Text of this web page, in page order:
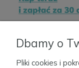
Dbamy o
Pliki cookies i